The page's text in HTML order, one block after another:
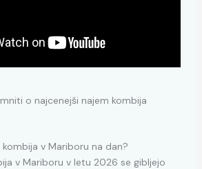
o najcenejši najem kombija
v Mariboru na dan?
v Mariboru v letu 2026 se gibljejo